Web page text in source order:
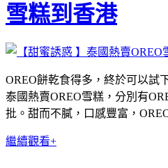
雪糕到香港
OREO餅乾食得多，終於可以試
泰國熱賣OREO雪糕，分別有
批。甜而不膩，口感豐富，
繼續觀看+